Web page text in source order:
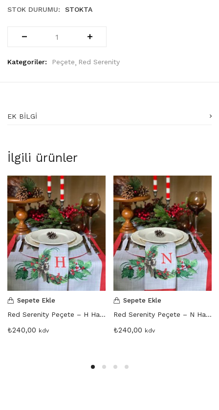
STOK DURUMU: STOKTA
Kategoriler: Peçete Red Serenity
EK BILGI
İlgili ürünler
Sepete Ekle
Red Serenity Peçete – H Harfi
₺240,00 kdv
Sepete Ekle
Red Serenity Peçete – N Harfi
₺240,00 kdv